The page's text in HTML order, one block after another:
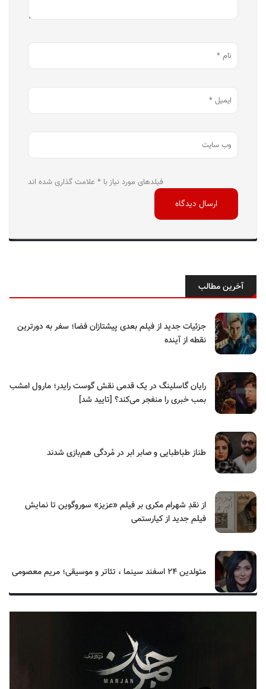
فیلدهای مورد نیاز با * علامت گذاری شده اند
آخرین مطالب
جزئیات جدید از فیلم بعدی پیشتازان فضا؛ سفر به دورترین
نقطه از آینده
رایان گاسلینگ در یک قدمی نقش گوست رایدر؛ مارول امشب
بمب خبری را منفجر می‌کند؟ [تایید شد]
طناز طباطبایی و صابر ابر در مُردگی هم‌بازی شدند
از نقدِ شهرام مکری بر فیلم «عزیز» سوروگوین تا نمایش
فیلم جدید از کیارستمی
متولدین ۲۴ اسفند سینما ، تئاتر و موسیقی؛ مریم معصومی